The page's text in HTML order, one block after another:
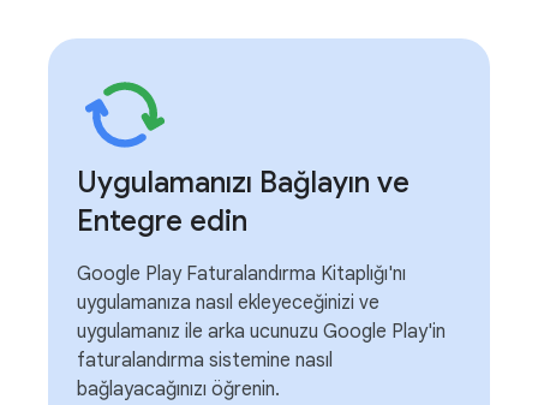
Uygulamanızı Bağlayın ve
Entegre edin
Google Play Faturalandırma Kitaplığı'nı
uygulamanıza nasıl ekleyeceğinizi ve
uygulamanız ile arka ucunuzu Google Play'in
faturalandırma sistemine nasıl
bağlayacağınızı öğrenin.